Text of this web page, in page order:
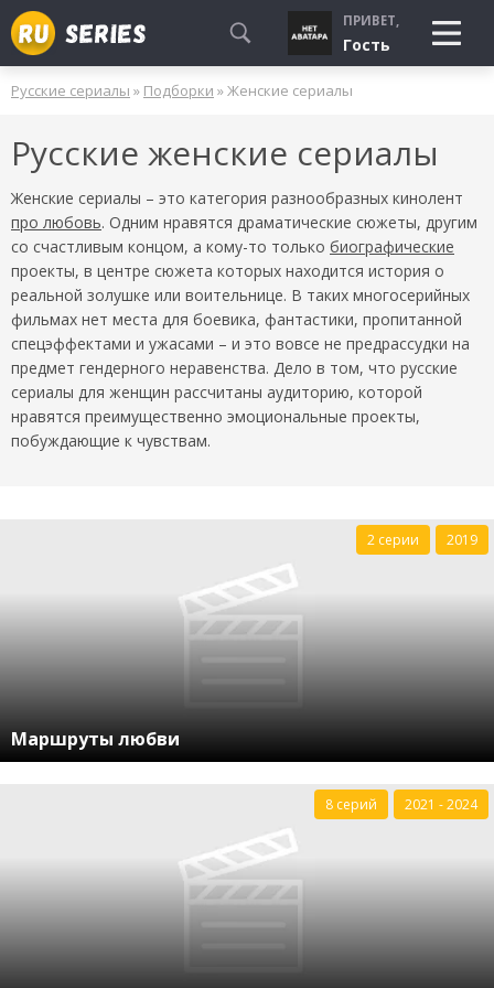
СМОТРЮ
БУДУ СМОТРЕТЬ
ПРИВЕТ,
Гость
Русские сериалы » Подборки » Женские сериалы
Русские женские сериалы
Женские сериалы – это категория разнообразных кинолент
про любовь. Одним нравятся драматические сюжеты, другим
со счастливым концом, а кому-то только биографические
проекты, в центре сюжета которых находится история о
реальной золушке или воительнице. В таких многосерийных
фильмах нет места для боевика, фантастики, пропитанной
спецэффектами и ужасами – и это вовсе не предрассудки на
предмет гендерного неравенства. Дело в том, что русские
сериалы для женщин рассчитаны аудиторию, которой
нравятся преимущественно эмоциональные проекты,
побуждающие к чувствам.
Маршруты любви
2 серии 2019
8 серий 2021 - 2024